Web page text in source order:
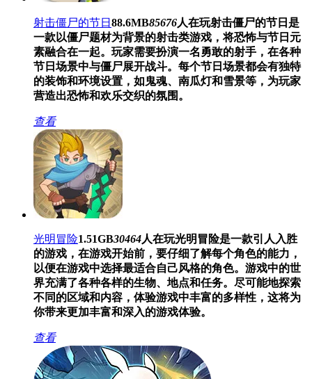
射击僵尸的节日 88.6MB85676人在玩射击僵尸的节日是
一款以僵尸题材为背景的射击类游戏，将恐怖与节日元
素融合在一起。玩家需要扮演一名勇敢的射手，在各种
节日场景中与僵尸展开战斗。每个节日场景都会有独特
的装饰和环境设置，如鬼魂、南瓜灯和雪景等，为玩家
营造出恐怖和欢乐交织的氛围。
查看
光明冒险1.51GB30464人在玩光明冒险是一款引人入胜
的游戏，在游戏开始前，要仔细了解每个角色的能力，
以便在游戏中选择最适合自己风格的角色。游戏中的世
界充满了各种各样的生物、地点和任务。尽可能地探索
不同的区域和内容，体验游戏中丰富的多样性，这将为
你带来更加丰富和深入的游戏体验。
查看